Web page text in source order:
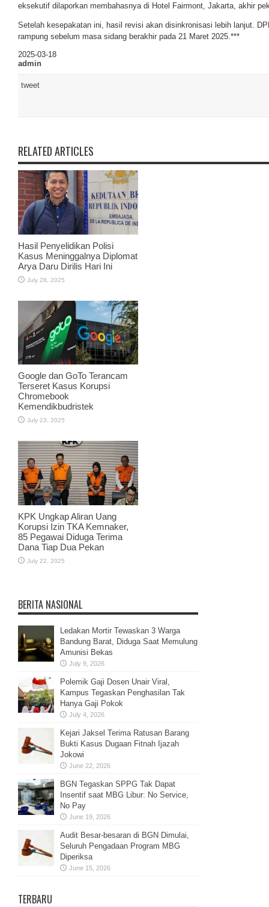
eksekutif dilaporkan membahasnya di Hotel Fairmont, Jakarta, akhir
Setelah kesepakatan ini, hasil revisi akan disinkronisasi lebih lanjut.
rampung sebelum masa sidang berakhir pada 21 Maret 2025.***
2025-03-18
admin
tweet
RELATED ARTICLES
Hasil Penyelidikan Polisi
Kasus Meninggalnya Diplomat
Arya Daru Dirilis Hari Ini
July 28, 2025
Google dan GoTo Terancam
Terseret Kasus Korupsi
Chromebook
Kemendikbudristek
July 23, 2025
KPK Ungkap Aliran Uang
Korupsi Izin TKA Kemnaker,
85 Pegawai Diduga Terima
Dana Tiap Dua Pekan
July 22, 2025
BERITA NASIONAL
Ledakan Mortir Tewaskan 3 Warga
Bandung Barat, Diduga Saat Memulung
Amunisi Bekas
July 9, 2026
Polemik Gaji Dosen Unair Viral,
Kampus Tegaskan Penghasilan Tak
Hanya Gaji Pokok
July 4, 2026
Kejari Jaksel Terima Ratusan Barang
Bukti Kasus Dugaan Fitnah Ijazah
Jokowi
June 22, 2026
BGN Tegaskan SPPG Tak Dapat
Insentif saat MBG Libur: No Service,
No Pay
June 19, 2026
Audit Besar-besaran di BGN Dimulai,
Seluruh Pengadaan Program MBG
Diperiksa
June 15, 2026
TERBARU